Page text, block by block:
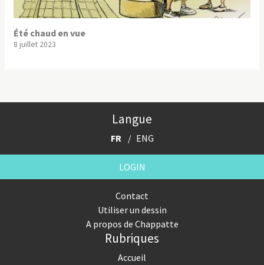
Été chaud en vue
8 juillet 2023
Langue
FR ENG
LOGIN
Contact
Utiliser un dessin
A propos de Chappatte
Rubriques
Accueil